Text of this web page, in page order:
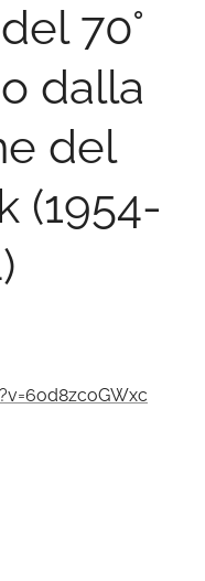
70°
dalla
del
(1954-